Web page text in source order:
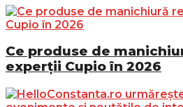
Ce produse de
experții Cupio în 2026